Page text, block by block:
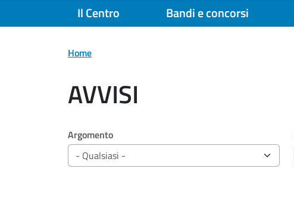
Il Centro Bandi e concorsi
Home
AVVISI
Filtri di ricerca
Argomento